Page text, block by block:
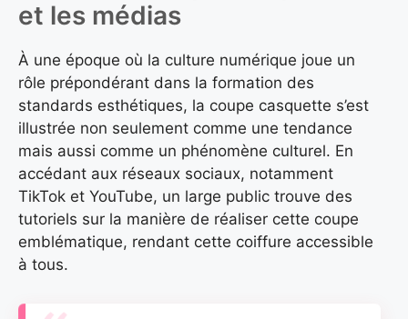
et les médias
À une époque où la culture numérique joue un
rôle prépondérant dans la formation des
standards esthétiques, la coupe casquette s’est
illustrée non seulement comme une tendance
mais aussi comme un phénomène culturel. En
accédant aux réseaux sociaux, notamment
TikTok et YouTube, un large public trouve des
tutoriels sur la manière de réaliser cette coupe
emblématique, rendant cette coiffure accessible
à tous.